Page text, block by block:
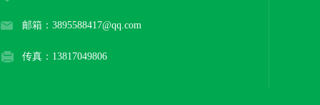
邮箱：3895588417@qq.com
传真：13817049806